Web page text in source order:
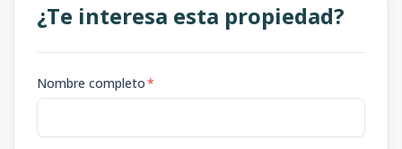
¿Te interesa esta propiedad?
Nombre completo*